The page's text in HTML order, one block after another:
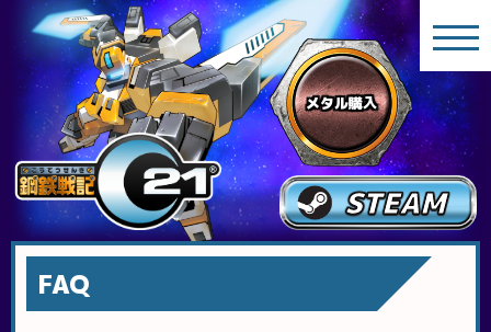
メタル購入
STEAM
FAQ